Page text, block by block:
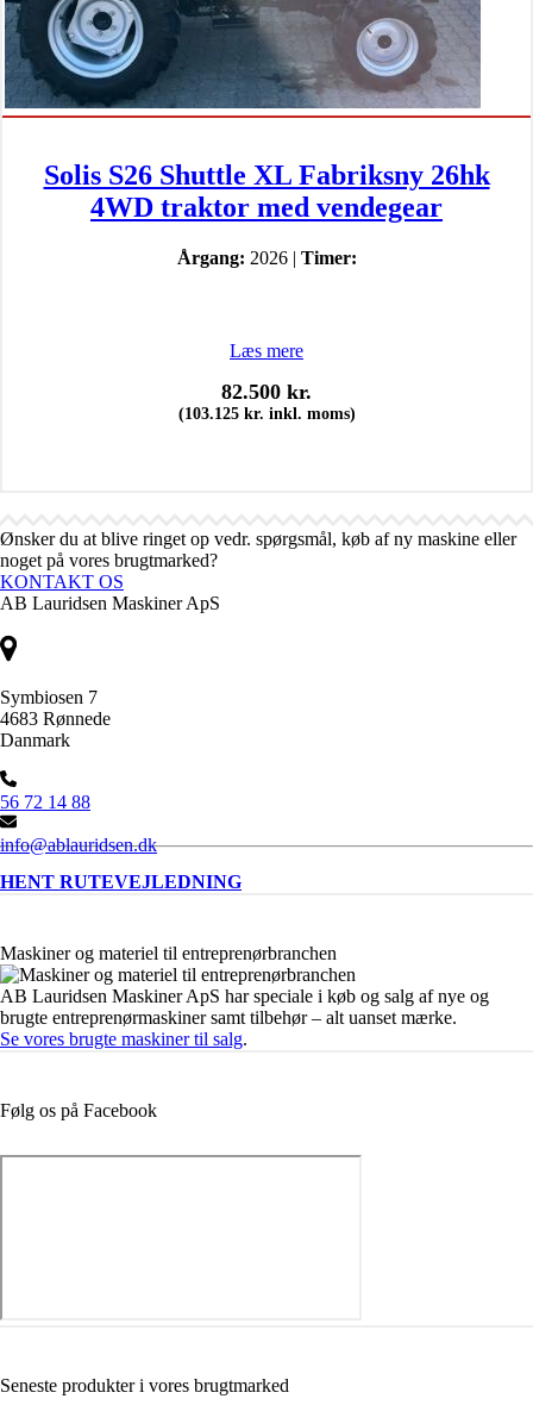
Solis S26 Shuttle XL Fabriksny 26hk
4WD traktor med vendegear
Årgang: 2026 | Timer:
Læs mere
82.500 kr.
(103.125 kr. inkl. moms)
Ønsker du at blive ringet op vedr. spørgsmål, køb af ny maskine eller
noget på vores brugtmarked?
KONTAKT OS
AB Lauridsen Maskiner ApS
Symbiosen 7
4683 Rønnede
Danmark
56 72 14 88
info@ablauridsen.dk
HENT RUTEVEJLEDNING
Maskiner og materiel til entreprenørbranchen
AB Lauridsen Maskiner ApS har speciale i køb og salg af nye og
brugte entreprenørmaskiner samt tilbehør – alt uanset mærke.
Se vores brugte maskiner til salg.
Følg os på Facebook
Seneste produkter i vores brugtmarked